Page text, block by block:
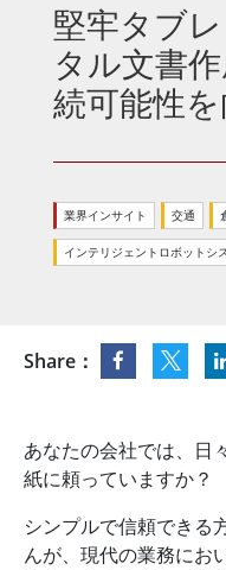
堅牢タブ
タル文書
続可能性
業界インサイト 交通
インテリジェントロボットシ
Share：
あなたの会社では、日
紙に頼っていますか？
シンプルで信頼できる
んが、現代の業務にお